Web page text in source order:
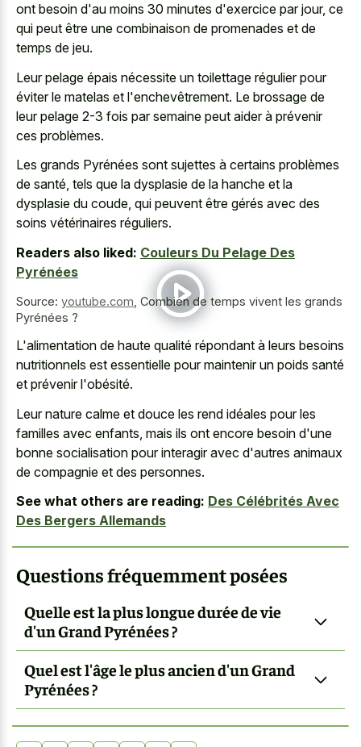
ont besoin d'au moins 30 minutes d'exercice par jour, ce
qui peut être une combinaison de promenades et de
temps de jeu.
Leur pelage épais nécessite un toilettage régulier pour
éviter le matelas et l'enchevêtrement. Le brossage de
leur pelage 2-3 fois par semaine peut aider à prévenir
ces problèmes.
Les grands Pyrénées sont sujettes à certains problèmes
de santé, tels que la dysplasie de la hanche et la
dysplasie du coude, qui peuvent être gérés avec des
soins vétérinaires réguliers.
Readers also liked: Couleurs Du Pelage Des
Pyrénées
Source: youtube.com Combien de temps vivent les grands
Pyrénées ?
L'alimentation de haute qualité répondant à leurs besoins
nutritionnels est essentielle pour maintenir un poids santé
et prévenir l'obésité.
Leur nature calme et douce les rend idéales pour les
familles avec enfants, mais ils ont encore besoin d'une
bonne socialisation pour interagir avec d'autres animaux
de compagnie et des personnes.
See what others are reading: Des Célébrités Avec
Des Bergers Allemands
Questions fréquemment posées
Quelle est la plus longue durée de vie
d'un Grand Pyrénées ?
Quel est l'âge le plus ancien d'un Grand
Pyrénées ?